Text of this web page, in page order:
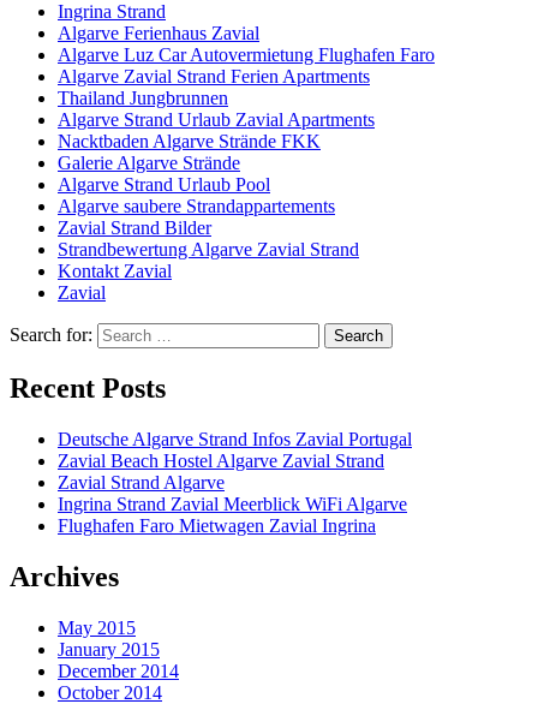
Ingrina Strand
Algarve Ferienhaus Zavial
Algarve Luz Car Autovermietung Flughafen Faro
Algarve Zavial Strand Ferien Apartments
Thailand Jungbrunnen
Algarve Strand Urlaub Zavial Apartments
Nacktbaden Algarve Strände FKK
Galerie Algarve Strände
Algarve Strand Urlaub Pool
Algarve saubere Strandappartements
Zavial Strand Bilder
Strandbewertung Algarve Zavial Strand
Kontakt Zavial
Zavial
Search for:
Recent Posts
Deutsche Algarve Strand Infos Zavial Portugal
Zavial Beach Hostel Algarve Zavial Strand
Zavial Strand Algarve
Ingrina Strand Zavial Meerblick WiFi Algarve
Flughafen Faro Mietwagen Zavial Ingrina
Archives
May 2015
January 2015
December 2014
October 2014